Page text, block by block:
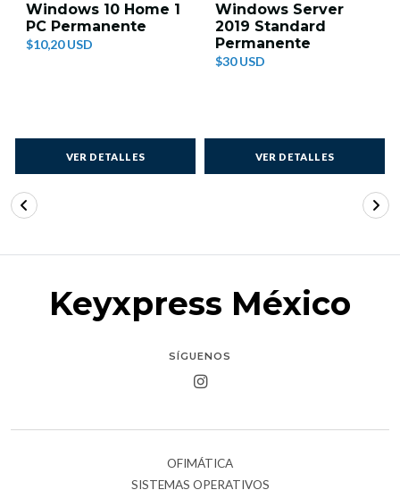
Windows 10 Home 1
PC Permanente
$10,20 USD
VER DETALLES
Windows Server
2019 Standard
Permanente
$30 USD
VER DETALLES
Keyxpress México
SÍGUENOS
OFIMÁTICA
SISTEMAS OPERATIVOS